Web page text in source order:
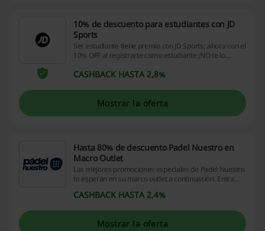
10% de descuento para estudiantes con JD
Sports
Ser estudiante tiene premio con JD Sports; ahora con el
10% OFF al registrarte como estudiante ¡NO te lo
CASHBACK HASTA 2,8%
Mostrar la oferta
Hasta 80% de descuento Padel Nuestro en
Macro Outlet
Las mejores promociones especiales de Padel Nuestro
te esperan en su marco outlet a continuación. Entra
número uno de Padel.
CASHBACK HASTA 2,4%
Mostrar la oferta